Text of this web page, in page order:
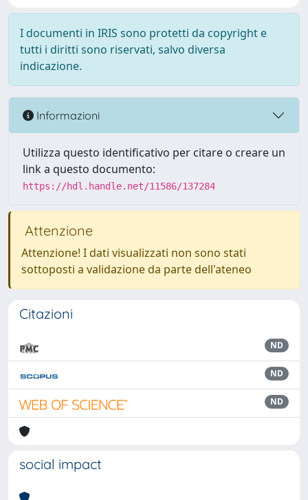
I documenti in IRIS sono protetti da copyright e
tutti i diritti sono riservati, salvo diversa
indicazione.
Informazioni
Utilizza questo identificativo per citare o creare un
link a questo documento:
https://hdl.handle.net/11586/137284
Attenzione
Attenzione! I dati visualizzati non sono stati
sottoposti a validazione da parte dell'ateneo
Citazioni
ND
ND
ND
social impact